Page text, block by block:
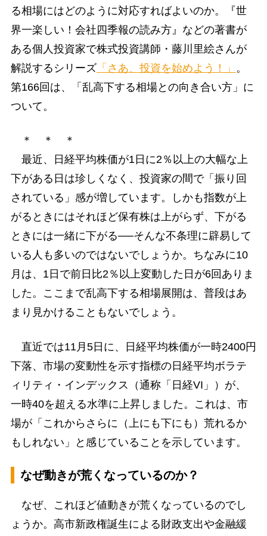
る相場にはどのように対応すればよいのか。『世
界一楽しい！会社四季報の読み方』などの著書が
ある個人投資家で株式投資講師・藤川里絵さんが
解説するシリーズ「さあ、投資を始めよう！」 。
第166回は、「乱高下する相場との向き合い方」に
ついて。
＊ ＊ ＊
最近、日経平均株価が1日に2％以上の大幅な上
下がある日は珍しくなく、投資家の間で「振り回
されている」感が増しています。しかも指数が上
がるときにはそれほど保有株は上がらず、下がる
ときには一緒に下がる──そんな不条理に辟易して
いる人も多いのではないでしょうか。ちなみに10
月は、1日で前日比2％以上変動した日が6回ありま
した。ここまで乱高下する相場展開は、普段はあ
まり見かけることもないでしょう。
直近では11月5日に、日経平均株価が一時2400円
下落、市場の変動性を示す指標の日経平均ボラテ
ィリティ・インデックス（通称「日経VI」）が、
一時40を超える水準に上昇しました。これは、市
場が「これからさらに（上にも下にも）荒れるか
もしれない」と感じていることを示しています。
なぜ動きが荒くなっているのか？
なぜ、これほど値動きが荒くなっているのでし
ょうか。高市新政権誕生による財政支出や金融緩